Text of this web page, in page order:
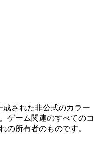
成された非公式のカラー
ゲーム関連のすべてのコ
の所有者のものです。